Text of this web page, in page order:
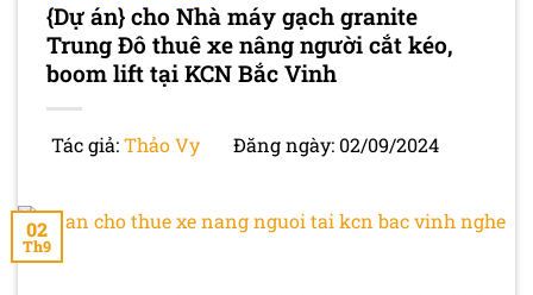
{Dự án} cho Nhà máy gạch granite
Trung Đô thuê xe nâng người cắt kéo,
boom lift tại KCN Bắc Vinh
Tác giả:Thảo Vy Đăng ngày: 02/09/2024
02
Th9